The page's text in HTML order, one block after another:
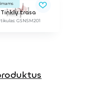
Tinklų trasa
GSNSM201